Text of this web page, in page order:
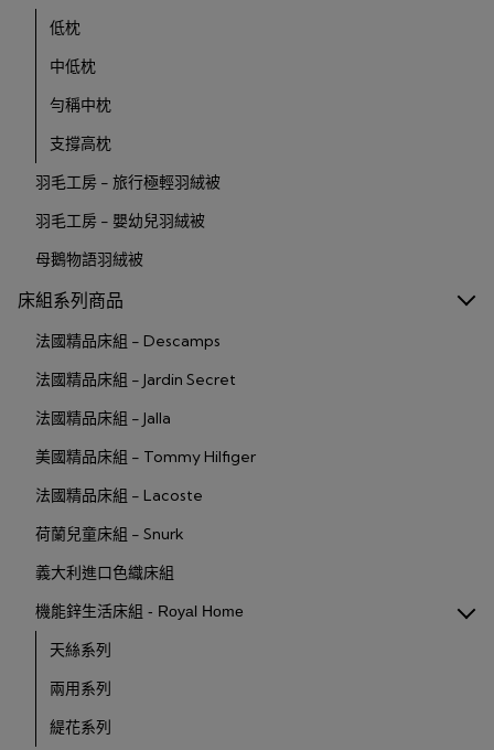
低枕
中低枕
勻稱中枕
支撐高枕
羽毛工房 - 旅行極輕羽絨被
羽毛工房 - 嬰幼兒羽絨被
母鵝物語羽絨被
床組系列商品
法國精品床組 - Descamps
法國精品床組 - Jardin Secret
法國精品床組 - Jalla
美國精品床組 - Tommy Hilfiger
法國精品床組 - Lacoste
荷蘭兒童床組 - Snurk
義大利進口色織床組
機能鋅生活床組 - Royal Home
天絲系列
兩用系列
緹花系列